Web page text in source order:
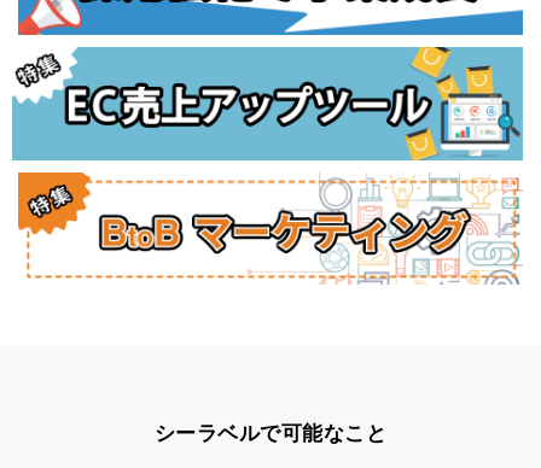
シーラベルで可能なこと